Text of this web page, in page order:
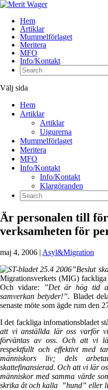
Hem
Artiklar
Mummelförlaget
Meritera
MFO
Info/Kontakt
Välj sida
Hem
Artiklar
Artiklar
Uigurerna
Mummelförlaget
Meritera
MFO
Info/Kontakt
Info/Kontakt
Klargöranden
Är personalen till
verksamheten för
maj 4, 2006 | Asyl&Migration
”Beslut
Migrationsverkets (MIG) fackliga
Och vidare:
”Det är hög tid
samverkan betyder!”. Bladet
senaste möte som ägde rum den
I det fackliga infomationsbladet
att vi anställda lär oss varför
förväntas av oss. Och att vi
respektfullt och effektivt med
människors liv; dels
skattefinansierad. Och att vi lär
människor med samma värde
skrika åt och kalla ”hund” eller